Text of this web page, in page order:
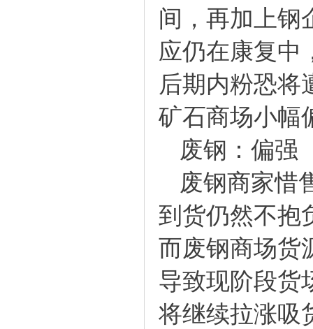
间，再加上钢
应仍在康复中
后期内粉恐将
矿石商场小幅
废钢：偏强
废钢商家惜
到货仍然不抱
而废钢商场货
导致现阶段货
将继续拉涨吸